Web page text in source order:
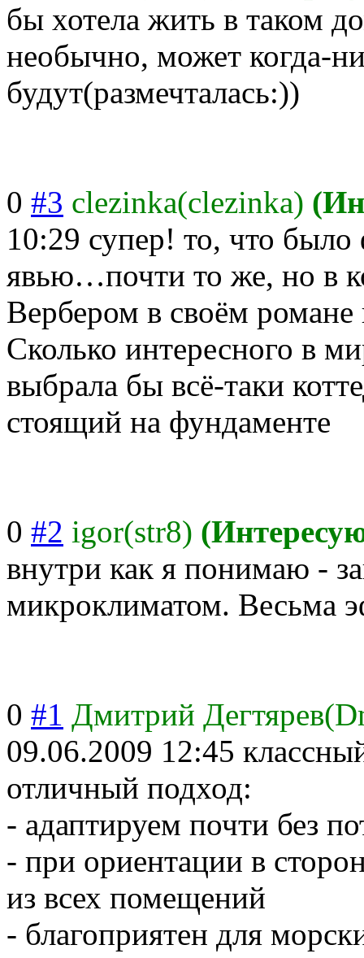
бы хотела жить в таком
необычно, может когда-
будут(размечталась:))
0 #3 clezinka(clezinka)
10:29 супер! то, что было
явью…почти то же, но в
Вербером в своём романе
Сколько интересного в
выбрала бы всё-таки
стоящий на фундаменте
0 #2 igor(str8)
внутри как я понимаю -
микроклиматом. Весьма
0 #1 Дмитрий
09.06.2009 12:45
отличный подход:
- адаптируем почти без
- при ориентации в
из всех помещений
- благоприятен для